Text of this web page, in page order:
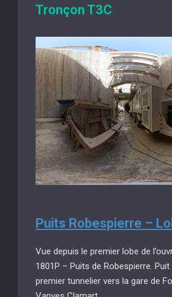
Tronçon T3C
Puits Robespierre –
Vue depuis le premier lobe de
1801P – Puits de Robespierre.
premier tunnelier vers la gare de